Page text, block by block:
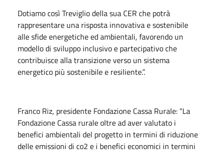
Dotiamo così Treviglio della sua CER che potrà
rappresentare una risposta innovativa e sostenibile
alle sfide energetiche ed ambientali, favorendo un
modello di sviluppo inclusivo e partecipativo che
contribuisce alla transizione verso un sistema
energetico più sostenibile e resiliente.”.
Franco Riz, presidente Fondazione Cassa Rurale: “La
Fondazione Cassa rurale oltre ad aver valutato i
benefici ambientali del progetto in termini di riduzione
delle emissioni di co2 e i benefici economici in termini